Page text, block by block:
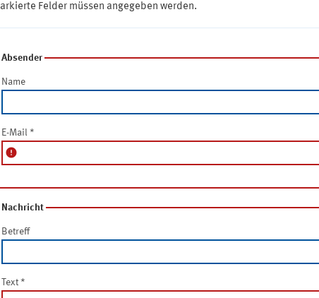
Felder müssen angegeben werden.
Absender
Name
E-Mail *
error
Nachricht
Betreff
Text *